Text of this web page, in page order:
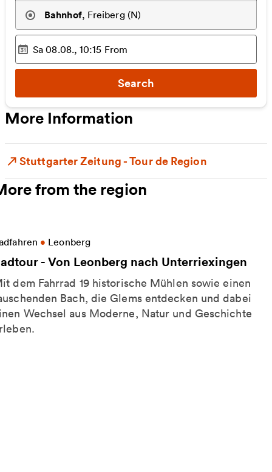
Bahnhof, Freiberg (N)
Selected time
Sa 08.08., 10:15 From
Search
More Information
Stuttgarter Zeitung - Tour de Region
from the region
• Leonberg
- Von Leonberg nach Unterriexingen
dem Fahrrad 19 historische Mühlen sowie einen
Bach, die Glems entdecken und dabei
Wechsel aus Moderne, Natur und Geschichte
information on Radtour - Von Leonberg nach